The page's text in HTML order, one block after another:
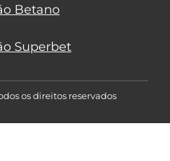
Betano
Superbet
os direitos reservados